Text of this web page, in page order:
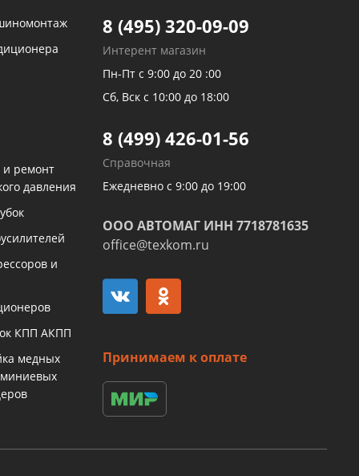
и ремонт
давления
и
КПП АКПП
медных
8 (495) 320-09-09
Интерент магазин
Пн-Пт с 9:00 до 20 :00
Сб, Вск с 10:00 до 18:00
8 (499) 426-01-56
Справочная
Ежедневно с 9:00 до 19:00
ООО АВТОМАГ ИНН 7718781635
office@texkom.ru
Принимаем к оплате